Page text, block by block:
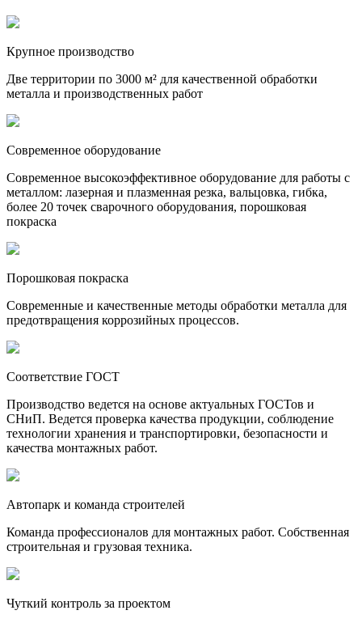
Крупное производство
Две территории по 3000 м² для качественной обработки
металла и производственных работ
Современное оборудование
Современное высокоэффективное оборудование для работы с
металлом: лазерная и плазменная резка, вальцовка, гибка,
более 20 точек сварочного оборудования, порошковая
покраска
Порошковая покраска
Современные и качественные методы обработки металла для
предотвращения коррозийных процессов.
Соответствие ГОСТ
Производство ведется на основе актуальных ГОСТов и
СНиП. Ведется проверка качества продукции, соблюдение
технологии хранения и транспортировки, безопасности и
качества монтажных работ.
Автопарк и команда строителей
Команда профессионалов для монтажных работ. Собственная
строительная и грузовая техника.
Чуткий контроль за проектом